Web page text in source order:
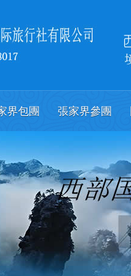
界包團 張家界參團